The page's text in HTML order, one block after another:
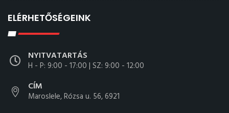
ELÉRHETŐSÉGEINK
NYITVATARTÁS
H - P: 9:00 - 17:00 | SZ: 9:00 - 12:00
CÍM
Maroslele, Rózsa u. 56, 6921